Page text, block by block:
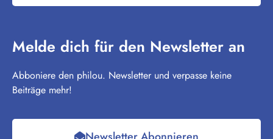
Melde dich für den Newsletter an
Abboniere den philou. Newsletter und verpasse keine
Beiträge mehr!